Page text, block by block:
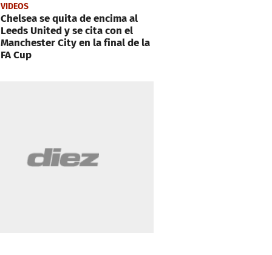
VIDEOS
Chelsea se quita de encima al
Leeds United y se cita con el
Manchester City en la final de la
FA Cup